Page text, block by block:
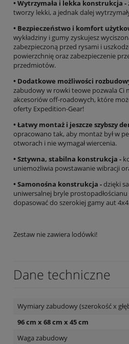
• Wytrzymała i lekka konstrukcja -
tworzy lekki, a jednak dalej
• Bezpieczeństwo i komfort
wykładziny i gumy zyskujesz
zabezpieczoną przed rysami i
powierzchnię oraz zabezpieczenie
przedmiotów.
• Dodatkowe możliwości
zabudowy w rowki teowe pozwala Ci
akcesoriów off-roadowych, które
oferty Expedition-Gear!
• Łatwy montaż i jeszcze szybszy
opracowano tak, aby montaż był w
otworach i nie wymagał wiercenia.
• Sztywna, stabilna konstrukcja -
uniemożliwia powstawanie wibracji
• Samonośna konstrukcja -dzięki
uniwersalnej bryle
dopasować do szerokiej gamy aut
Zestaw nie zawiera lodówki!
Dane techniczne
Wymiary zabudowy (szerokość x
96 cm x 68 cm x 45 cm
Waga zabudowy